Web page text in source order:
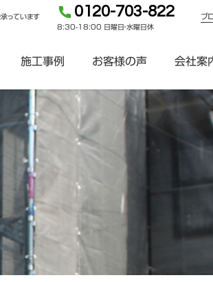
っています 0120-703-822
8:30-18:00 日曜日・水曜日休
ブ
施工事例 お客様の声 会社案